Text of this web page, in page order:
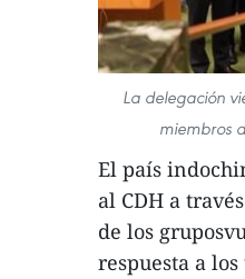
La delegación
miembros
El país
al CDH a
de los
respuesta a